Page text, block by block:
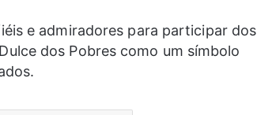
e admiradores para participar dos
dos Pobres como um símbolo